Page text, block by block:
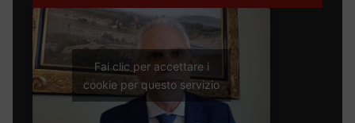
Fai clic per accettare i
cookie per questo servizio